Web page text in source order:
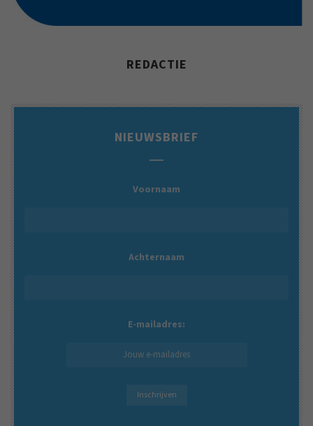
REDACTIE
NIEUWSBRIEF
Voornaam
Achternaam
E-mailadres: